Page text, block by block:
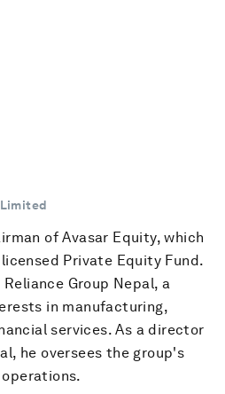
of Avasar Equity, which
Private Equity Fund.
Group Nepal, a
in manufacturing,
services. As a director
he oversees the group's